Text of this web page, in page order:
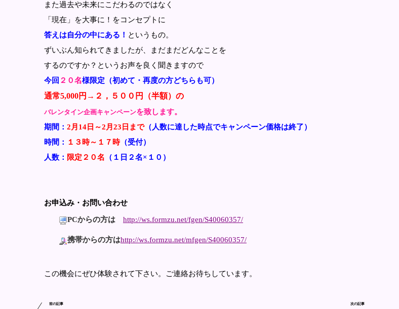
また過去や未来にこだわるのではなく
「現在」を大事に！をコンセプトに
答えは自分の中にある！ というもの。
ずいぶん知られてきましたが、まだまだどんなことを
するのですか？というお声を良く聞きますので
今回 ２０名様限定（初めて・再度の方どちらも可）
通常5,000円→２，５００円（半額）の
バレンタイン企画キャンペーンを致します。
期間： 2月14日～2月23日まで（人数に達した時点でキャンペーン価格は終了）
時間：
１３時～１７時（受付）
人数： 限定２０名 （１日２名×１０）
お申込み・お問い合わせ
PCからの方は http://ws.formzu.net/fgen/S40060357/
携帯からの方はhttp://ws.formzu.net/mfgen/S40060357/
この機会にぜひ体験されて下さい。ご連絡お待ちしています。
前の記事 次の記事